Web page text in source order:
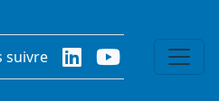
suivre